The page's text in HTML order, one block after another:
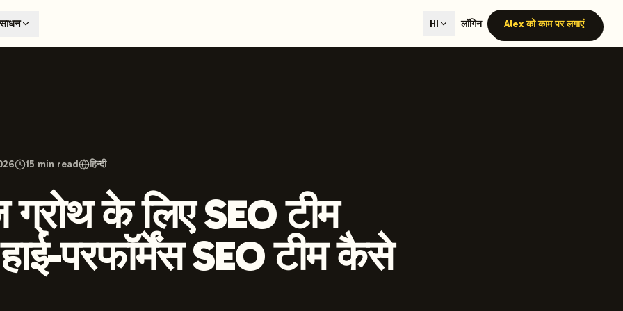
engines like ChatGPT, Claude, and Perplexity. Automated content generation with GEO optimization built-in.
hours.
HI लॉगिन Alex को काम पर लगाएं
15 min read हिन्दी
ग्रोथ के लिए SEO टीम
परफॉर्मेंस SEO टीम कैसे